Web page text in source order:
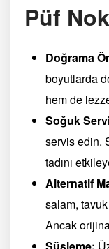
Püf
Doğrama
boyutlarda
hem de
Soğuk
servis edin.
tadını
Alternatif
salam,
Ancak